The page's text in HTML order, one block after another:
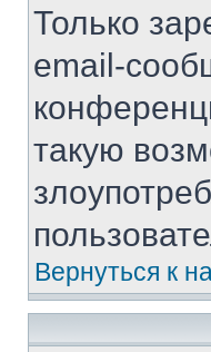
Только
email-
такую
Вернуться к